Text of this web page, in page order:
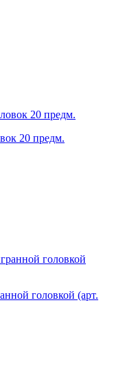
20 предм.
головкой (арт.